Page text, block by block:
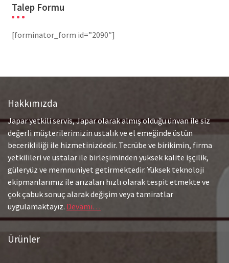
Talep Formu
[forminator_form id=”2090″]
Hakkımızda
Japar yetkili servis, Japar olarak almış olduğu ünvan ile siz
değerli müşterilerimizin ustalık ve el emeğinde üstün
becerikliliği ile hizmetinizdedir. Tecrübe ve birikimin, firma
yetkilileri ve ustalar ile birleşiminden yüksek kalite işçilik,
güleryüz ve memnuniyet getirmektedir. Yüksek teknoloji
ekipmanlarımız ile arızaları hızlı olarak tespit etmekte ve
çok çabuk sonuç alarak değişim veya tamiratlar
uygulamaktayız. Devamı…
Ürünler